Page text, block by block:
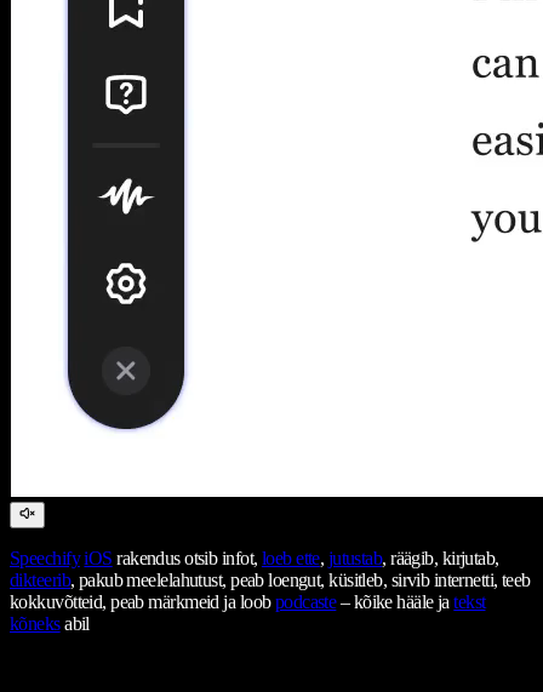
Speechify iOS rakendus otsib infot, loeb ette, jutustab, räägib, kirjutab,
dikteerib, pakub meelelahutust, peab loengut, küsitleb, sirvib internetti, teeb
kokkuvõtteid, peab märkmeid ja loobpodcaste– kõike hääle jatekst
kõneksabil